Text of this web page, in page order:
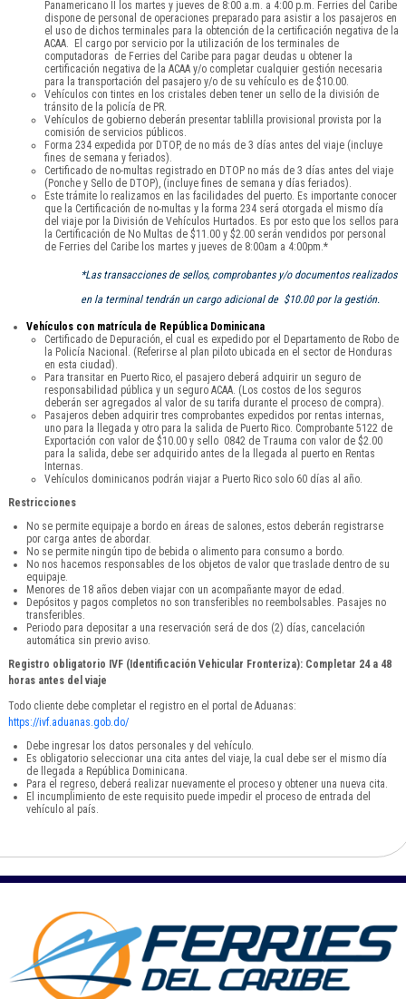
Panamericano II los martes y jueves de 8:00 a.m. a 4:00 p.m. Ferries del Caribe
dispone de personal de operaciones preparado para asistir a los pasajeros en
el uso de dichos terminales para la obtención de la certificación negativa de la
ACAA. El cargo por servicio por la utilización de los terminales de
computadoras de Ferries del Caribe para pagar deudas u obtener la
certificación negativa de la ACAA y/o completar cualquier gestión necesaria
para la transportación del pasajero y/o de su vehículo es de $10.00.
Vehículos con tintes en los cristales deben tener un sello de la división de
tránsito de la policía de PR.
Vehículos de gobierno deberán presentar tablilla provisional provista por la
comisión de servicios públicos.
Forma 234 expedida por DTOP, de no más de 3 días antes del viaje (incluye
fines de semana y feriados).
Certificado de no-multas registrado en DTOP no más de 3 días antes del viaje
(Ponche y Sello de DTOP), (incluye fines de semana y días feriados).
Este trámite lo realizamos en las facilidades del puerto. Es importante conocer
que la Certificación de no-multas y la forma 234 será otorgada el mismo día
del viaje por la División de Vehículos Hurtados. Es por esto que los sellos para
la Certificación de No Multas de $11.00 y $2.00 serán vendidos por personal
de Ferries del Caribe los martes y jueves de 8:00am a 4:00pm.*
*Las transacciones de sellos, comprobantes y/o documentos realizados
en la terminal tendrán un cargo adicional de $10.00 por la gestión.
Vehículos con matrícula de República Dominicana
Certificado de Depuración, el cual es expedido por el Departamento de Robo de
la Policía Nacional. (Referirse al plan piloto ubicada en el sector de Honduras
en esta ciudad).
Para transitar en Puerto Rico, el pasajero deberá adquirir un seguro de
responsabilidad pública y un seguro ACAA. (Los costos de los seguros
deberán ser agregados al valor de su tarifa durante el proceso de compra).
Pasajeros deben adquirir tres comprobantes expedidos por rentas internas,
uno para la llegada y otro para la salida de Puerto Rico. Comprobante 5122 de
Exportación con valor de $10.00 y sello 0842 de Trauma con valor de $2.00
para la salida, debe ser adquirido antes de la llegada al puerto en Rentas
Internas.
Vehículos dominicanos podrán viajar a Puerto Rico solo 60 días al año.
Restricciones
No se permite equipaje a bordo en áreas de salones, estos deberán registrarse
por carga antes de abordar.
No se permite ningún tipo de bebida o alimento para consumo a bordo.
No nos hacemos responsables de los objetos de valor que traslade dentro de su
equipaje.
Menores de 18 años deben viajar con un acompañante mayor de edad.
Depósitos y pagos completos no son transferibles no reembolsables. Pasajes no
transferibles.
Periodo para depositar a una reservación será de dos (2) días, cancelación
automática sin previo aviso.
Registro obligatorio IVF (Identificación Vehicular Fronteriza): Completar 24 a 48
horas antes del viaje
Todo cliente debe completar el registro en el portal de Aduanas:
https://ivf.aduanas.gob.do/
Debe ingresar los datos personales y del vehículo.
Es obligatorio seleccionar una cita antes del viaje, la cual debe ser el mismo día
de llegada a República Dominicana.
Para el regreso, deberá realizar nuevamente el proceso y obtener una nueva cita.
El incumplimiento de este requisito puede impedir el proceso de entrada del
vehículo al país.